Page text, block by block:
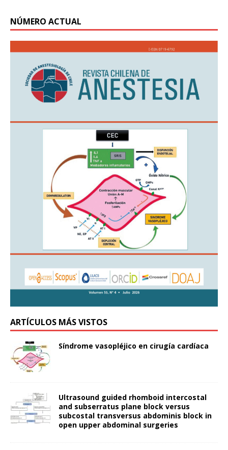
NÚMERO ACTUAL
ARTÍCULOS MÁS VISTOS
Síndrome vasopléjico en cirugía cardíaca
Ultrasound guided rhomboid intercostal
and subserratus plane block versus
subcostal transversus abdominis block in
open upper abdominal surgeries